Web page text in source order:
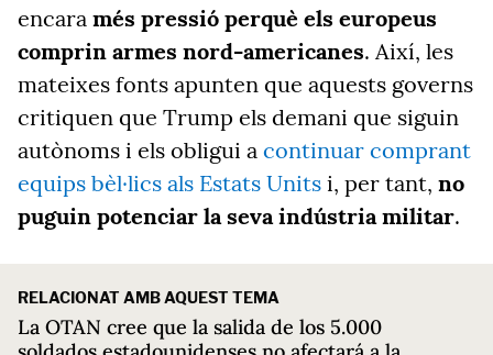
encara més pressió perquè els europeus
comprin armes nord-americanes. Així, les
mateixes fonts apunten que aquests governs
critiquen que Trump els demani que siguin
autònoms i els obligui a continuar comprant
equips bèl·lics als Estats Units i, per tant, no
puguin potenciar la seva indústria militar.
RELACIONAT AMB AQUEST TEMA
La OTAN cree que la salida de los 5.000